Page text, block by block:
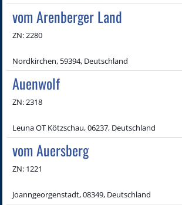
vom Arenberger Land
ZN: 2280
Nordkirchen, 59394, Deutschland
Auenwolf
ZN: 2318
Leuna OT Kötzschau, 06237, Deutschland
vom Auersberg
ZN: 1221
Joanngeorgenstadt, 08349, Deutschland